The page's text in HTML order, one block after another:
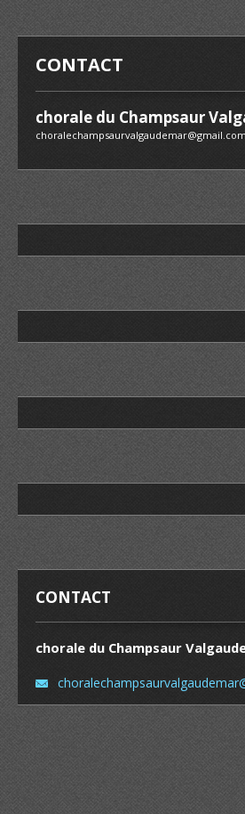
CONTACT
chorale du Champsaur
choralechampsaurvalgaudemar@gmail.com
CONTACT
chorale du Champsaur
choralechampsaurvalgaude